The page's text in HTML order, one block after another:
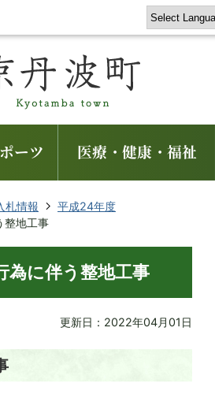
ーツ 医療・健康・福祉
札情報
平成24年度
整地工事
為に伴う整地工事
更新日：2022年04月01日